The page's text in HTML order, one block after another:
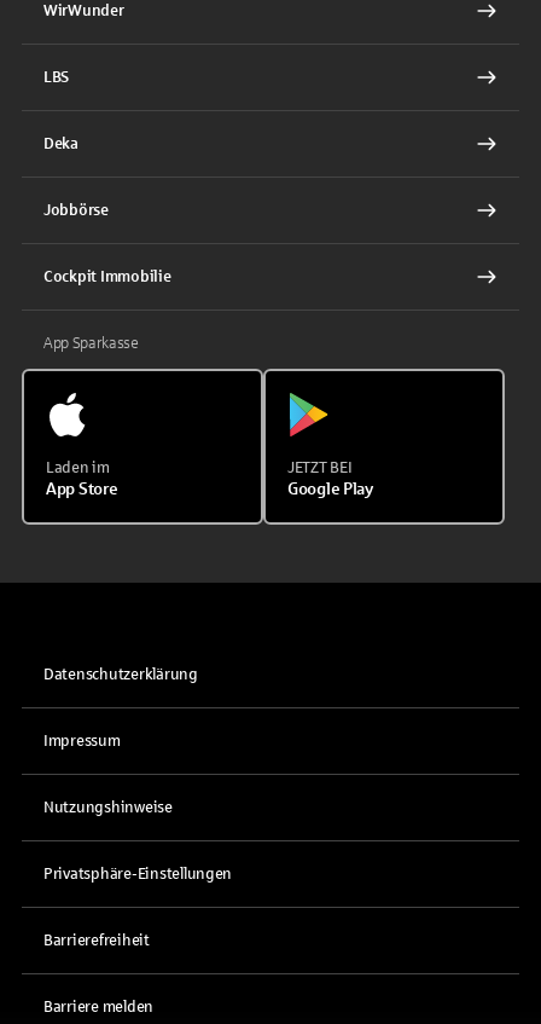
WirWunder
LBS
Deka
Jobbörse
Cockpit Immobilie
App Sparkasse
Laden im
App Store
JETZT BEI
Google Play
Datenschutzerklärung
Impressum
Nutzungshinweise
Privatsphäre-Einstellungen
Barrierefreiheit
Barriere melden